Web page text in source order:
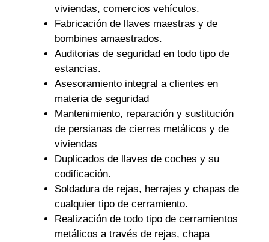
viviendas, comercios vehículos.
Fabricación de llaves maestras y de
bombines amaestrados.
Auditorias de seguridad en todo tipo de
estancias.
Asesoramiento integral a clientes en
materia de seguridad
Mantenimiento, reparación y sustitución
de persianas de cierres metálicos y de
viviendas
Duplicados de llaves de coches y su
codificación.
Soldadura de rejas, herrajes y chapas de
cualquier tipo de cerramiento.
Realización de todo tipo de cerramientos
metálicos a través de rejas, chapa